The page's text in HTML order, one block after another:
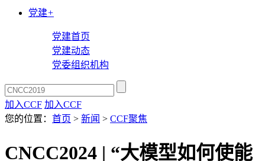
党建+
党建首页
党建动态
党委组织机构
加入CCF 加入CCF
您的位置： 首页 > 新闻 > CCF聚焦
CNCC2024 | “大模型如何使能